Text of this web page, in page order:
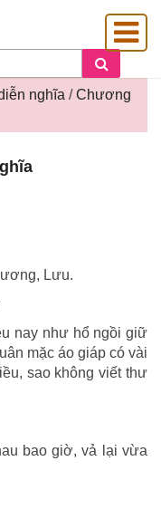
nghĩa /Chương
Lưu.
nay như hổ ngồi giữ
mặc áo giáp có vài
sao không viết thư
bao giờ, vả lại vừa